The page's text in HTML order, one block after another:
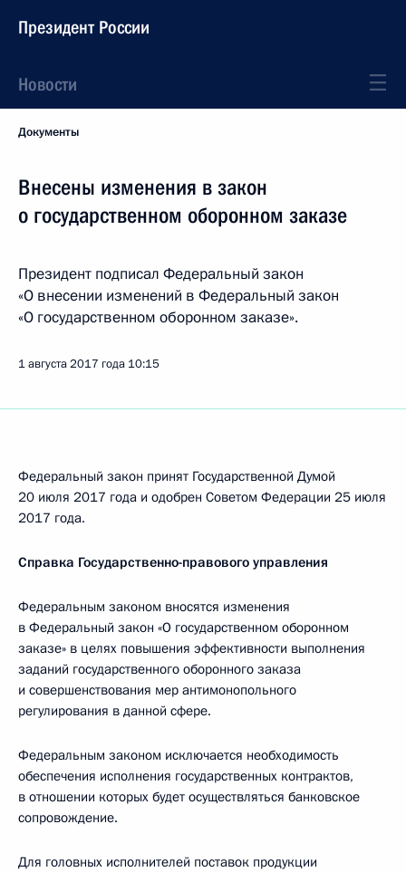
Президент России
Новости
Документы
Внесены изменения в закон
о государственном оборонном заказе
Президент подписал Федеральный закон
«О внесении изменений в Федеральный закон
«О государственном оборонном заказе».
1 августа 2017 года 10:15
Федеральный закон принят Государственной Думой
20 июля 2017 года и одобрен Советом Федерации 25 июля
2017 года.
Справка Государственно-правового управления
Федеральным законом вносятся изменения
в Федеральный закон «О государственном оборонном
заказе» в целях повышения эффективности выполнения
заданий государственного оборонного заказа
и совершенствования мер антимонопольного
регулирования в данной сфере.
Федеральным законом исключается необходимость
обеспечения исполнения государственных контрактов,
в отношении которых будет осуществляться банковское
сопровождение.
Для головных исполнителей поставок продукции